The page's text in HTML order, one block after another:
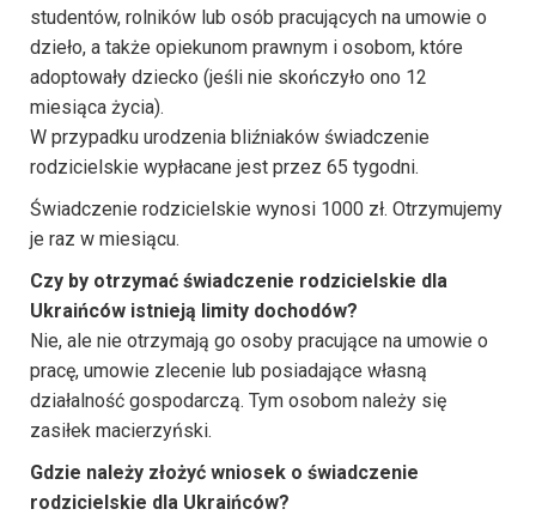
studentów, rolników lub osób pracujących na umowie o
dzieło, a także opiekunom prawnym i osobom, które
adoptowały dziecko (jeśli nie skończyło ono 12
miesiąca życia).
W przypadku urodzenia bliźniaków świadczenie
rodzicielskie wypłacane jest przez 65 tygodni.
Świadczenie rodzicielskie wynosi 1000 zł. Otrzymujemy
je raz w miesiącu.
Czy by otrzymać świadczenie rodzicielskie dla
Ukraińców istnieją limity dochodów?
Nie, ale nie otrzymają go osoby pracujące na umowie o
pracę, umowie zlecenie lub posiadające własną
działalność gospodarczą. Tym osobom należy się
zasiłek macierzyński.
Gdzie należy złożyć wniosek o świadczenie
rodzicielskie dla Ukraińców?